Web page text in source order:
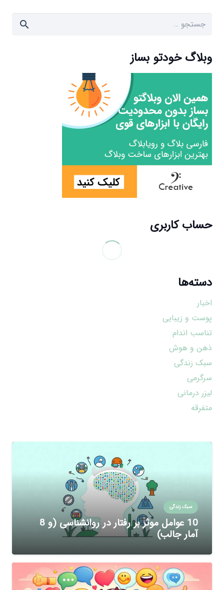
جستجو
وبلاگ خودتو بساز
حساب کاربری
دسته‌ها
اخبار
پوست و زیبایی
تناسب اندام
ذهن و هوش
سبک زندگی
سرگرمی
لیزر درمانی
متفرقه
سبک زندگی
10 عوامل موثر بر رفتار در روانشناسی (و 8
آمار جالب)